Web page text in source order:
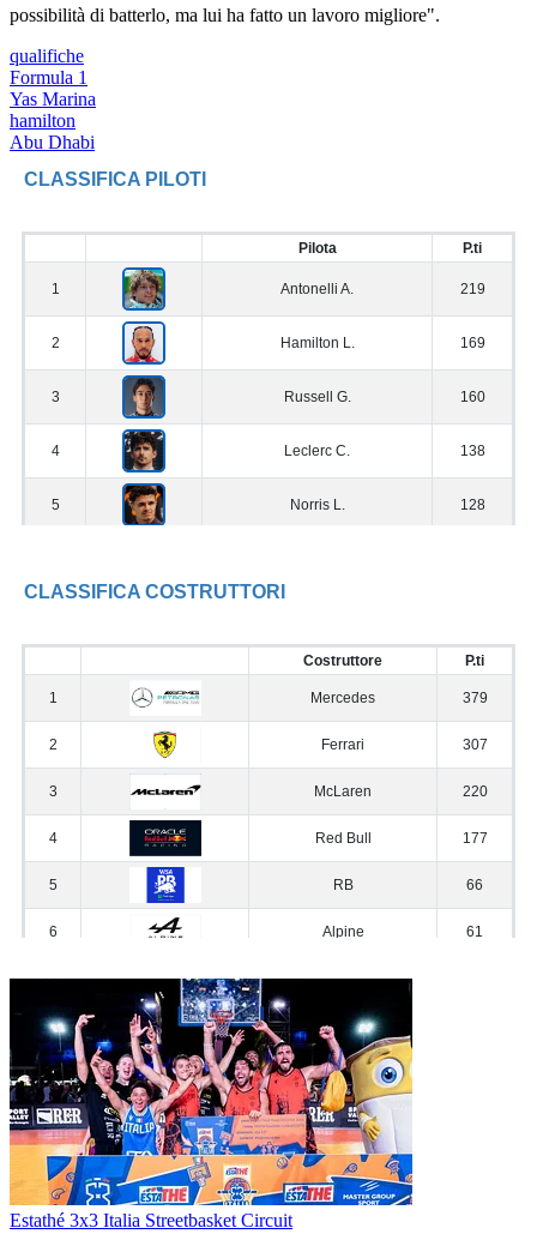
possibilità di batterlo, ma lui ha fatto un lavoro migliore".
qualifiche
Formula 1
Yas Marina
hamilton
Abu Dhabi
Estathé 3x3 Italia Streetbasket Circuit